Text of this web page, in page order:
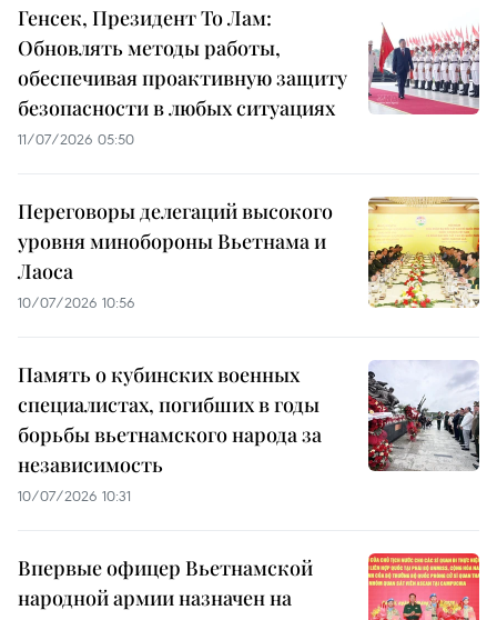
Генсек, Президент То Лам:
Обновлять методы работы,
обеспечивая проактивную защиту
безопасности в любых ситуациях
11/07/2026 05:50
Переговоры делегаций высокого
уровня минобороны Вьетнама и
Лаоса
10/07/2026 10:56
Память о кубинских военных
специалистах, погибших в годы
борьбы вьетнамского народа за
независимость
10/07/2026 10:31
Впервые офицер Вьетнамской
народной армии назначен на